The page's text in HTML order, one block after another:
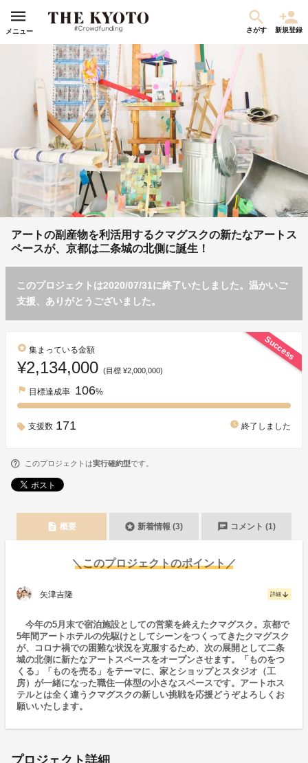
メニュー さがす 新規登録
アートの副産物を利活用するクマグスクの新たなアートス
ペースが、京都は二条城の北側に誕生！
このプロジェクトは2020/07/31に終了いたしました。温かいご
支援、ありがとうございました。
Success
stars 集まっている金額
¥2,134,000 (目標 ¥2,000,000)
flag 目標達成率 106%
支援数 171 watch_later 終了しました
このプロジェクトは実行確約型です。
description 概要 stars 新着情報 (3) chat コメント (1)
＼このプロジェクトのポイント／
矢津吉隆 詳細 arrow_downward
今年の5月末で宿泊施設としての営業を終えたクマグスク。京都で
5年間アートホテルの先駆けとしてシーンをつくってきたクマグスク
が、コロナ禍での困難な状況を克服するため、次の展開として二条
城の北側に新たなアートスペースをオープンさせます。「ものをつ
くる」「ものを売る」をテーマに、家とショップとスタジオ（工
房）が一緒になった職住一体型の小さなスペースです。アートホス
テルとは全く違うクマグスクの新しい挑戦を応援どうぞよろしくお
願いいたします。